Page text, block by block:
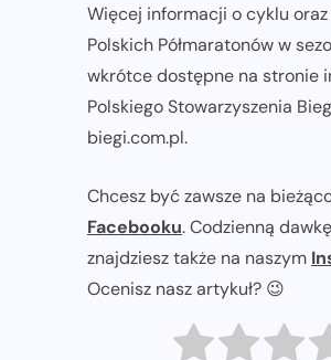
Więcej informacji o cyklu
Polskich Półmaratonów w
wkrótce dostępne na stronie
Polskiego Stowarzyszenia
biegi.com.pl.
Chcesz być zawsze na
Facebooku. Codzienną
znajdziesz także na naszym
Ocenisz nasz artykuł? 😉